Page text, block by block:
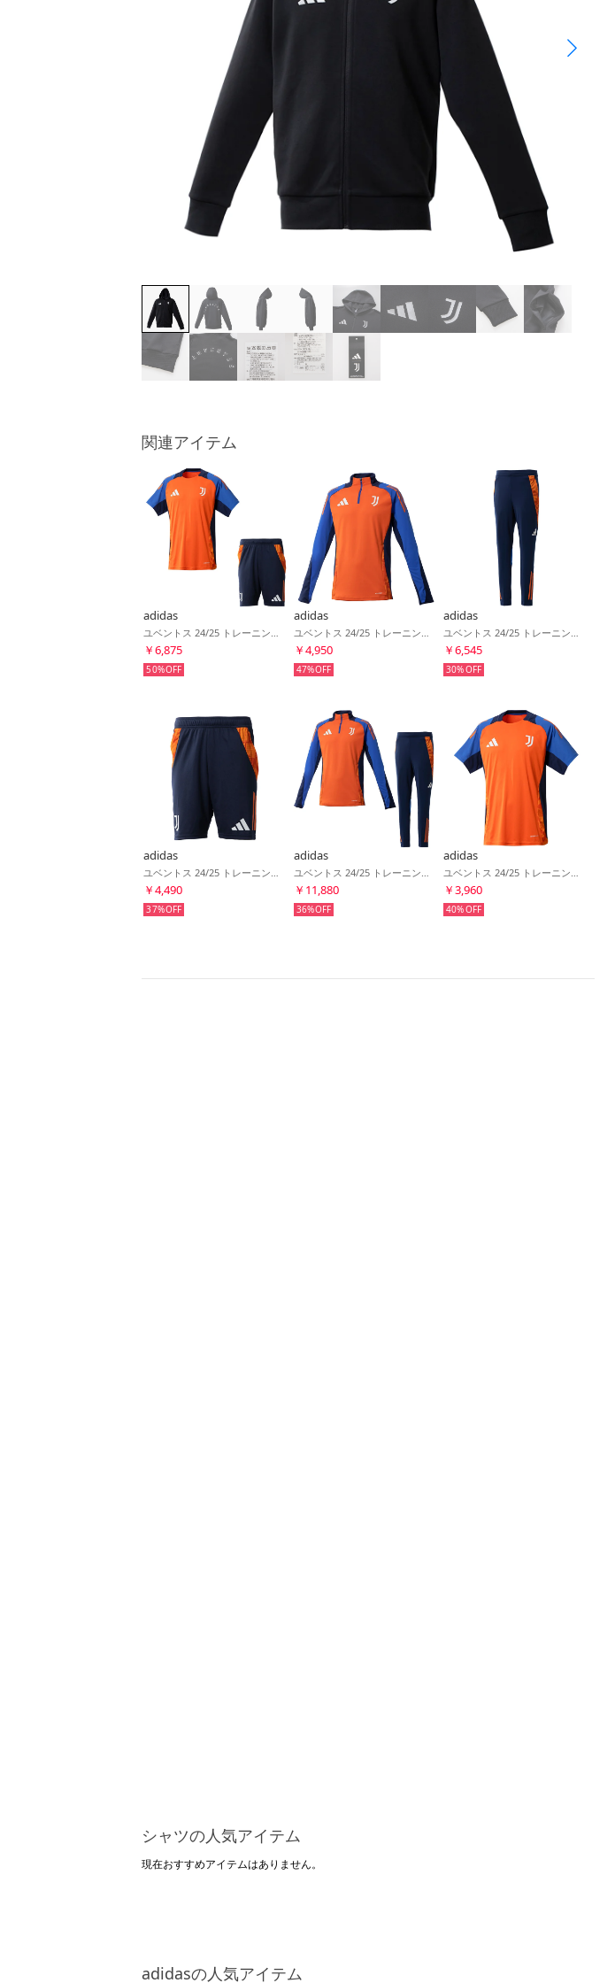
関連アイテム
adidas
￥6,875
50%
adidas
￥4,950
47%
adidas
￥6,545
30%
adidas
￥4,490
37%
adidas
￥11,880
36%
adidas
￥3,960
40%
シャツの人気アイテム
現在おすすめアイテムはありません。
adidasの人気アイテム